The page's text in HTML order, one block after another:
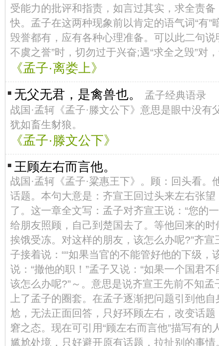
受能力的批评和指责，如言过其实，求全责
快。孟子在这两种现象前以肯定的语气词“有”
毁誉都有，应有各种心理准备。可以此二句说
不虞之誉”时，切勿过于兴奋;遇“求全之毁”对
《孟子·离娄上》
无父无君，是禽兽也。
孟子经典语录
战国·孟轲《孟子·滕文公下》意思是眼中没有
犹如畜生豺狼。
《孟子·滕文公下》
王顾左右而言他。
战国·孟轲《孟子·粱惠王下》。顾：回头看。
话题。本句大意是：齐宣王回过头来左右张
了。这一章全文写：孟子对齐宣王说：“您的
给朋友照顾，自己到楚国去了。等他回来的
挨饿受冻。对这样的朋友，该怎么办呢?”齐宣
子接着说：““如果当官的不能管好他的下级，
说：“撤他的职！”孟子又说：“如果一个国君
该怎么办呢?”～。意思是说齐宣王先前不知
上了孟子的圈套。在孟子逐渐把问题引到他
尬，无法正面回答，只好环顾左右，改变话
窘之态。现在可引用“顾左右而言他”描写有的
尴尬处境，只好避开原有话题，拉扯别的事